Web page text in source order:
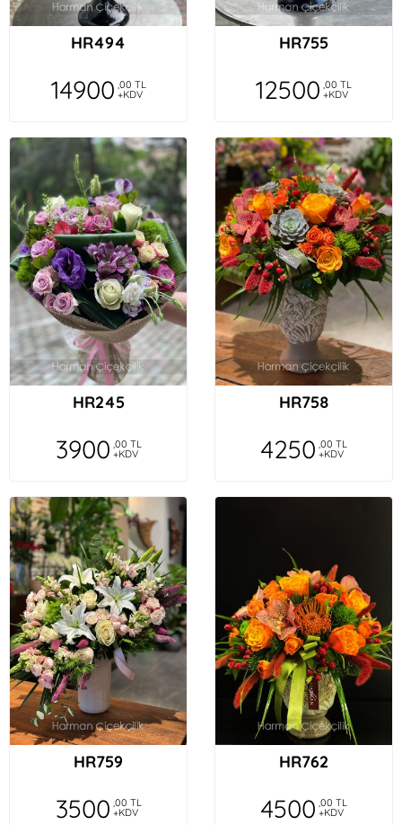
HR494
14900 ,00 TL
+KDV
HR755
12500 ,00 TL
+KDV
HR245
3900 ,00 TL
+KDV
HR758
4250 ,00 TL
+KDV
HR759
3500 ,00 TL
+KDV
HR762
4500 ,00 TL
+KDV